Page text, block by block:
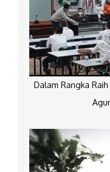
Dalam Rangka